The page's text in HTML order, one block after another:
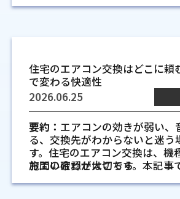
防水処理が大切です。外壁材の
せやすく、雨水の侵入を防ぐ処
て行えます。
後悔しにくいエアコ
ト設計の基本
配管ルートを考えるときは、見
めないことが大切です。冷媒配
水、電源、室外機の放熱条件が
機械の発熱や人の動きが
に吹き出し口を置くと冷気がす
り、温かい空気が天井付近にた
ったりします。また、作業者や
よって、空気の流れが遮られる
す。設備の配置と人の動きを見
機器の能力だけに頼らない計画
なります。
後からの変更では配管ルー
置き場に制約が出やすいた
の高さ、梁の位置、窓の向き、
まで確認します。図面だけでは
もあるため、実際の室内を見て
業スペースを考えることが必要
浅いまま工事に進むと、設置後
き方に差が出ることがあります
機器の提案だけでなく配管
確認する業者を選びます
業務用エアコンは、室内機と室
としやすい空調配置
業務用エアコンは、機器の能力
どこに取り付けるかで使い心地
す。設置後に、風が寒い、奥の
が出ることもあります。先に空
見ておくと、工事後の調整がし
す。
人が長く過ごす場所に風
住宅のエアコン交換はどこに頼
で変わる快適性
2026.06.25
要約： エアコンの効きが弱い、
る、交換先がわからないと迷う
す。住宅のエアコン交換は、機
施工の確認が大切です。本記事
お問い合わせはこちら